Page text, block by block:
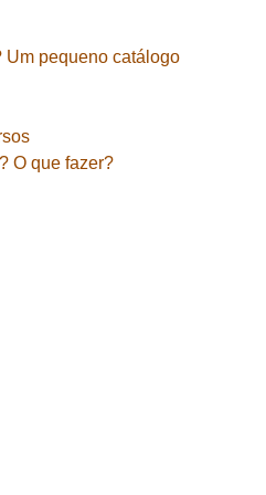
Um pequeno catálogo
O que fazer?